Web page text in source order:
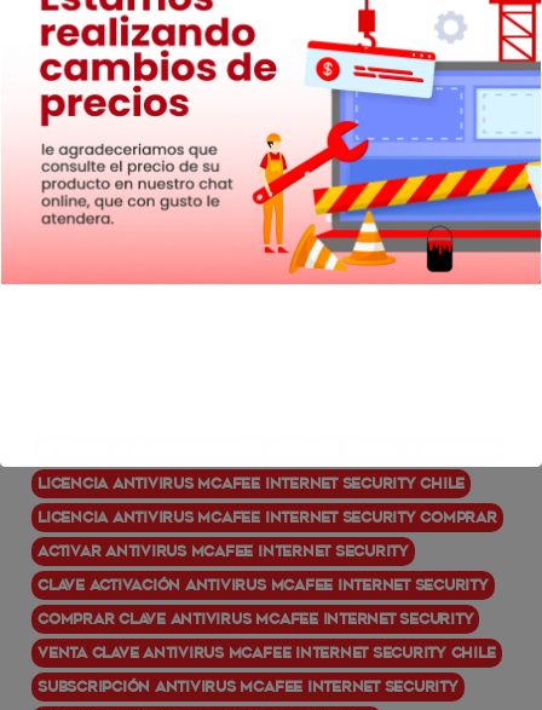
Envío del producto:
Envío automático a su correo tras realizar el pago. Damos
factura chilena.
Empresa y facturación:
Dimacso es la tienda de licencias y códigos de activación
más económica de Chile. Nuestra misión es ofrecer
productos originales a nuestros clientes a precios accesibles
Licencia Antivirus McAfee Internet Security Chile
Licencia Antivirus McAfee Internet Security comprar
Activar Antivirus McAfee Internet Security
Clave activación Antivirus McAfee Internet Security
Comprar clave Antivirus McAfee Internet Security
Venta clave Antivirus McAfee Internet Security chile
Subscripción Antivirus McAfee Internet Security